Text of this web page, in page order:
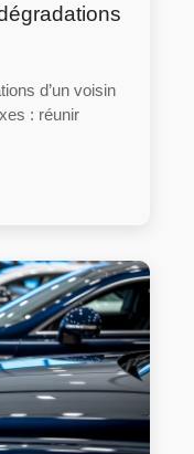
d’un voisin
: réunir